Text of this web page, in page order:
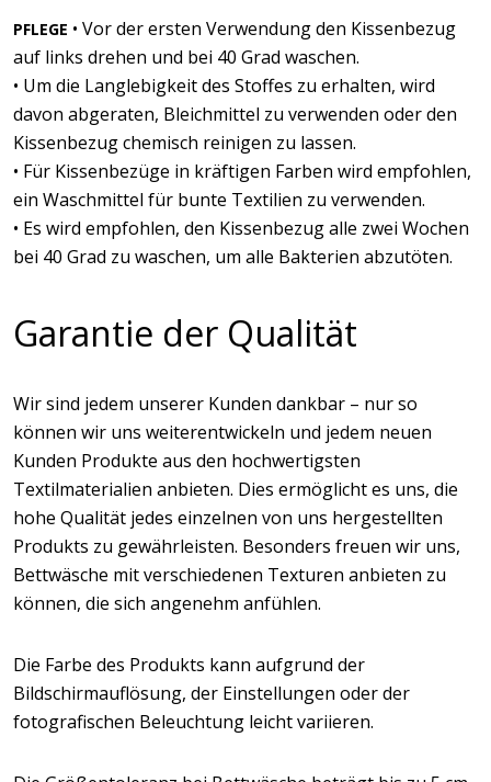
PFLEGE • Vor der ersten Verwendung den Kissenbezug
auf links drehen und bei 40 Grad waschen.
• Um die Langlebigkeit des Stoffes zu erhalten, wird
davon abgeraten, Bleichmittel zu verwenden oder den
Kissenbezug chemisch reinigen zu lassen.
• Für Kissenbezüge in kräftigen Farben wird empfohlen,
ein Waschmittel für bunte Textilien zu verwenden.
• Es wird empfohlen, den Kissenbezug alle zwei Wochen
bei 40 Grad zu waschen, um alle Bakterien abzutöten.
Garantie der Qualität
Wir sind jedem unserer Kunden dankbar – nur so
können wir uns weiterentwickeln und jedem neuen
Kunden Produkte aus den hochwertigsten
Textilmaterialien anbieten. Dies ermöglicht es uns, die
hohe Qualität jedes einzelnen von uns hergestellten
Produkts zu gewährleisten. Besonders freuen wir uns,
Bettwäsche mit verschiedenen Texturen anbieten zu
können, die sich angenehm anfühlen.
Die Farbe des Produkts kann aufgrund der
Bildschirmauflösung, der Einstellungen oder der
fotografischen Beleuchtung leicht variieren.